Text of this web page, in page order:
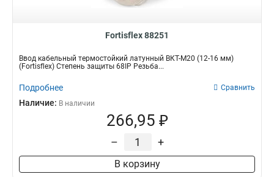
Fortisflex 88251
Ввод кабельный термостойкий латунный ВКТ-М20 (12-16 мм)
(Fortisflex) Степень защиты 68IP Резьба...
Подробнее Сравнить
Наличие: В наличии
266,95 ₽
– +
В корзину